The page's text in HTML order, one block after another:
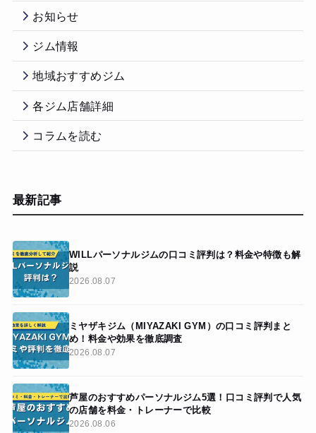
お知らせ
ジム情報
地域おすすめジム
各ジム店舗詳細
コラムを読む
最新記事
WILLパーソナルジムの口コミ評判は？料金や特徴も解
説
2026.08.07
ミヤザキジム（MIYAZAKI GYM）の口コミ評判まと
め！料金や効果を徹底調査
2026.08.07
芦屋のおすすめパーソナルジム5選！口コミ評判で人気
の店舗を料金・トレーナーで比較
2026.08.06